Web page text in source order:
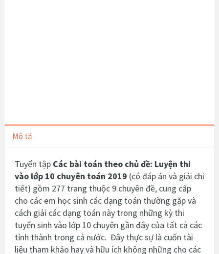
Mô tả
Tuyển tập Các bài toán theo chủ đề: Luyện thi
vào lớp 10 chuyên toán 2019 (có đáp án và giải chi
tiết) gồm 277 trang thuộc 9 chuyên đề, cung cấp
cho các em học sinh các dạng toán thường gặp và
cách giải các dạng toán này trong những kỳ thi
tuyển sinh vào lớp 10 chuyên gần đây của tất cả các
tỉnh thành trong cả nước. Đây thực sự là cuốn tài
liệu tham khảo hay và hữu ích không những cho các